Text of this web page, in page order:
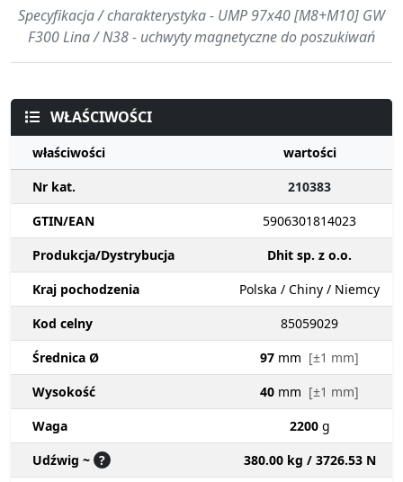
Specyfikacja / charakterystyka - UMP 97x40 [M8+M10] GW
F300 Lina / N38 - uchwyty magnetyczne do poszukiwań
WŁAŚCIWOŚCI
właściwości
wartości
Nr kat.
210383
GTIN/EAN
5906301814023
Produkcja/Dystrybucja
Dhit sp. z o.o.
Kraj pochodzenia
Polska / Chiny / Niemcy
Kod celny
85059029
Średnica Ø
97 mm [±1 mm]
Wysokość
40 mm [±1 mm]
Waga
2200 g
Udźwig ~ ? 380.00 kg / 3726.53 N